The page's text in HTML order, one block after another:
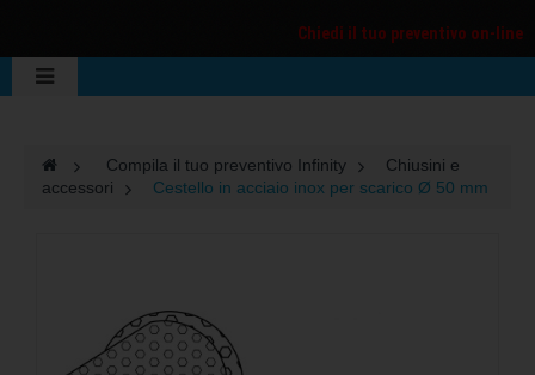
Chiedi il tuo preventivo on-line
> Compila il tuo preventivo Infinity >
Chiusini e
accessori
> Cestello in acciaio inox per scarico Ø 50 mm